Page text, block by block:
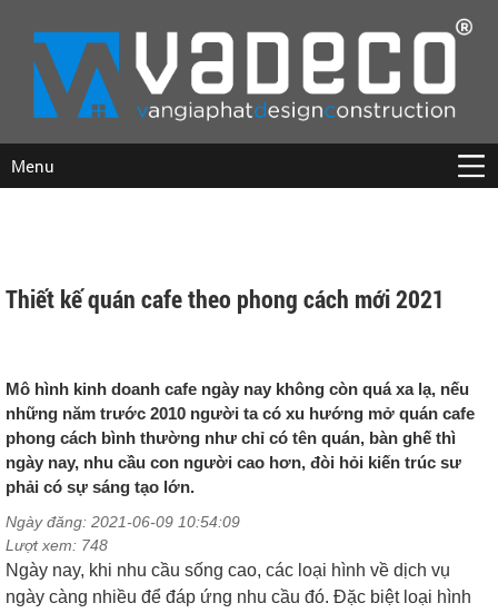
Menu
Thiết kế quán cafe theo phong cách mới 2021
Mô hình kinh doanh cafe ngày nay không còn quá xa lạ, nếu
những năm trước 2010 người ta có xu hướng mở quán cafe
phong cách bình thường như chỉ có tên quán, bàn ghế thì
ngày nay, nhu cầu con người cao hơn, đòi hỏi kiến trúc sư
phải có sự sáng tạo lớn.
Ngày đăng: 2021-06-09 10:54:09
Lượt xem: 748
Ngày nay, khi nhu cầu sống cao, các loại hình về dịch vụ
ngày càng nhiều để đáp ứng nhu cầu đó. Đặc biệt loại hình